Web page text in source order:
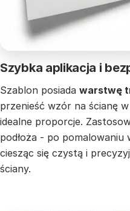
Szybka aplikacja i
Szablon posiada warstwę
przenieść wzór na ścianę
idealne proporcje.
podłoża - po pomalowaniu
ciesząc się czystą i
ściany.